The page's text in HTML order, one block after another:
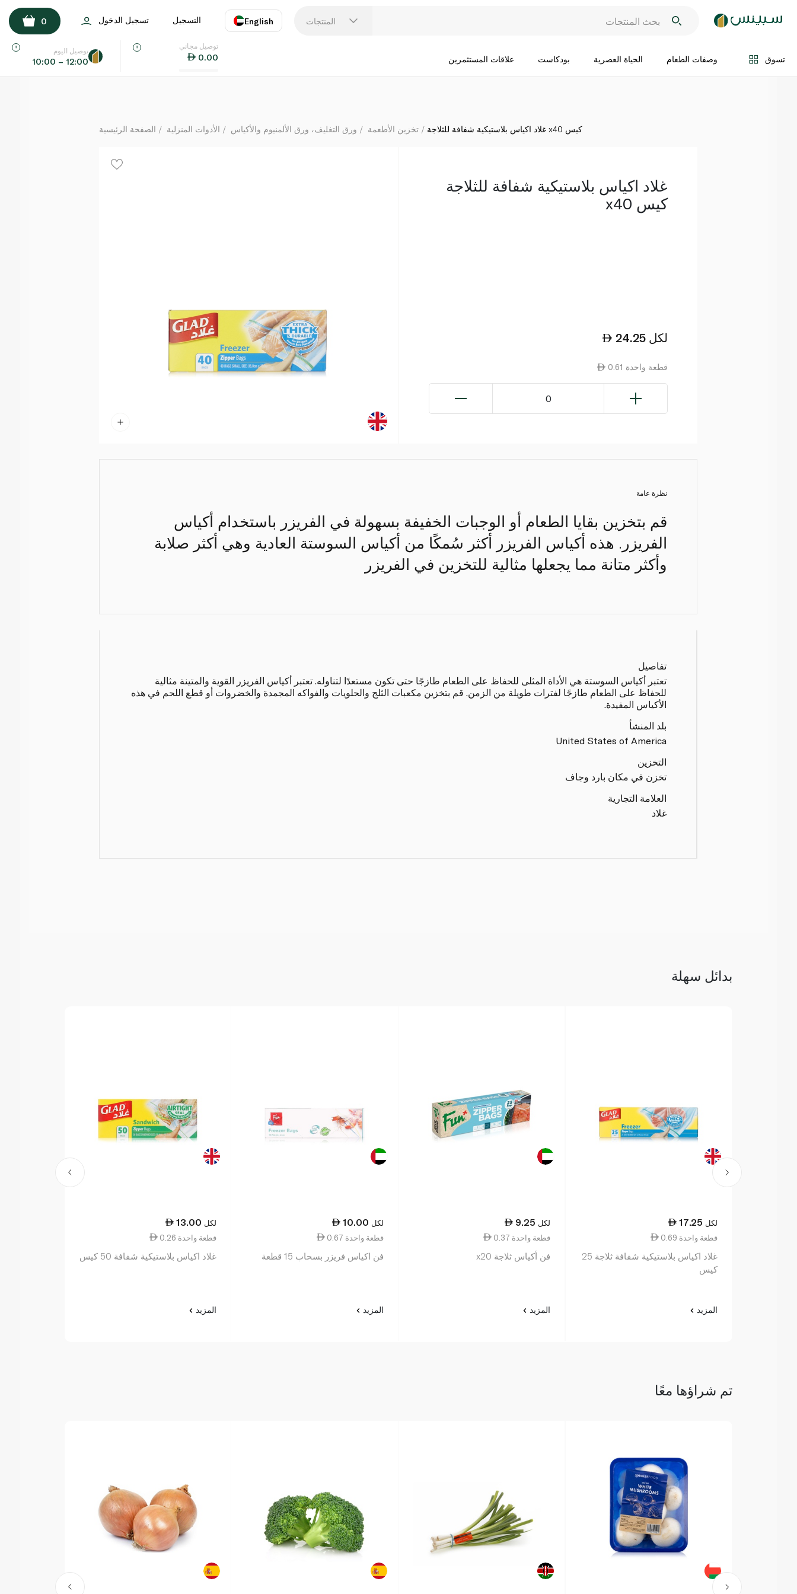
المنتجات English
اللغة
التسجيل تسجيل الدخول 0
تسوق وصفات الطعام الحياة العصرية بودكاست علاقات المستثمرين
توصيل مجاني
0.00
توصيل اليوم
10:00 – 12:00
اضف الى السلة
الصفحة الرئيسية الأدوات المنزلية ورق التغليف، ورق الألمنيوم والأكياس تخزين الأطعمة غلاد اكياس بلاستيكية شفافة للثلاجة x40 كيس
غلاد اكياس بلاستيكية شفافة للثلاجة
x40 كيس
24.25 لكل
0.61 قطعة واحدة
0
نظرة عامة
قم بتخزين بقايا الطعام أو الوجبات الخفيفة بسهولة في الفريزر باستخدام أكياس
الفريزر. هذه أكياس الفريزر أكثر سُمكًا من أكياس السوستة العادية وهي أكثر صلابة
وأكثر متانة مما يجعلها مثالية للتخزين في الفريزر
تفاصيل
تعتبر أكياس السوستة هي الأداة المثلى للحفاظ على الطعام طازجًا حتى تكون مستعدًا لتناوله. تعتبر أكياس الفريزر القوية والمتينة مثالية
للحفاظ على الطعام طازجًا لفترات طويلة من الزمن. قم بتخزين مكعبات الثلج والحلويات والفواكه المجمدة والخضروات أو قطع اللحم في هذه
الأكياس المفيدة.
بلد المنشأ
United States of America
التخزين
تخزن في مكان بارد وجاف
العلامة التجارية
غلاد
بدائل سهلة
17.25 لكل
0.69 قطعة واحدة
غلاد اكياس بلاستيكية شفافة ثلاجة 25
كيس
المزيد
9.25 لكل
0.37 قطعة واحدة
فن أكياس ثلاجة x20
المزيد
10.00 لكل
0.67 قطعة واحدة
فن اكياس فريزر بسحاب 15 قطعة
المزيد
13.00 لكل
0.26 قطعة واحدة
غلاد اكياس بلاستيكية شفافة 50 كيس
المزيد
تم شراؤها معًا